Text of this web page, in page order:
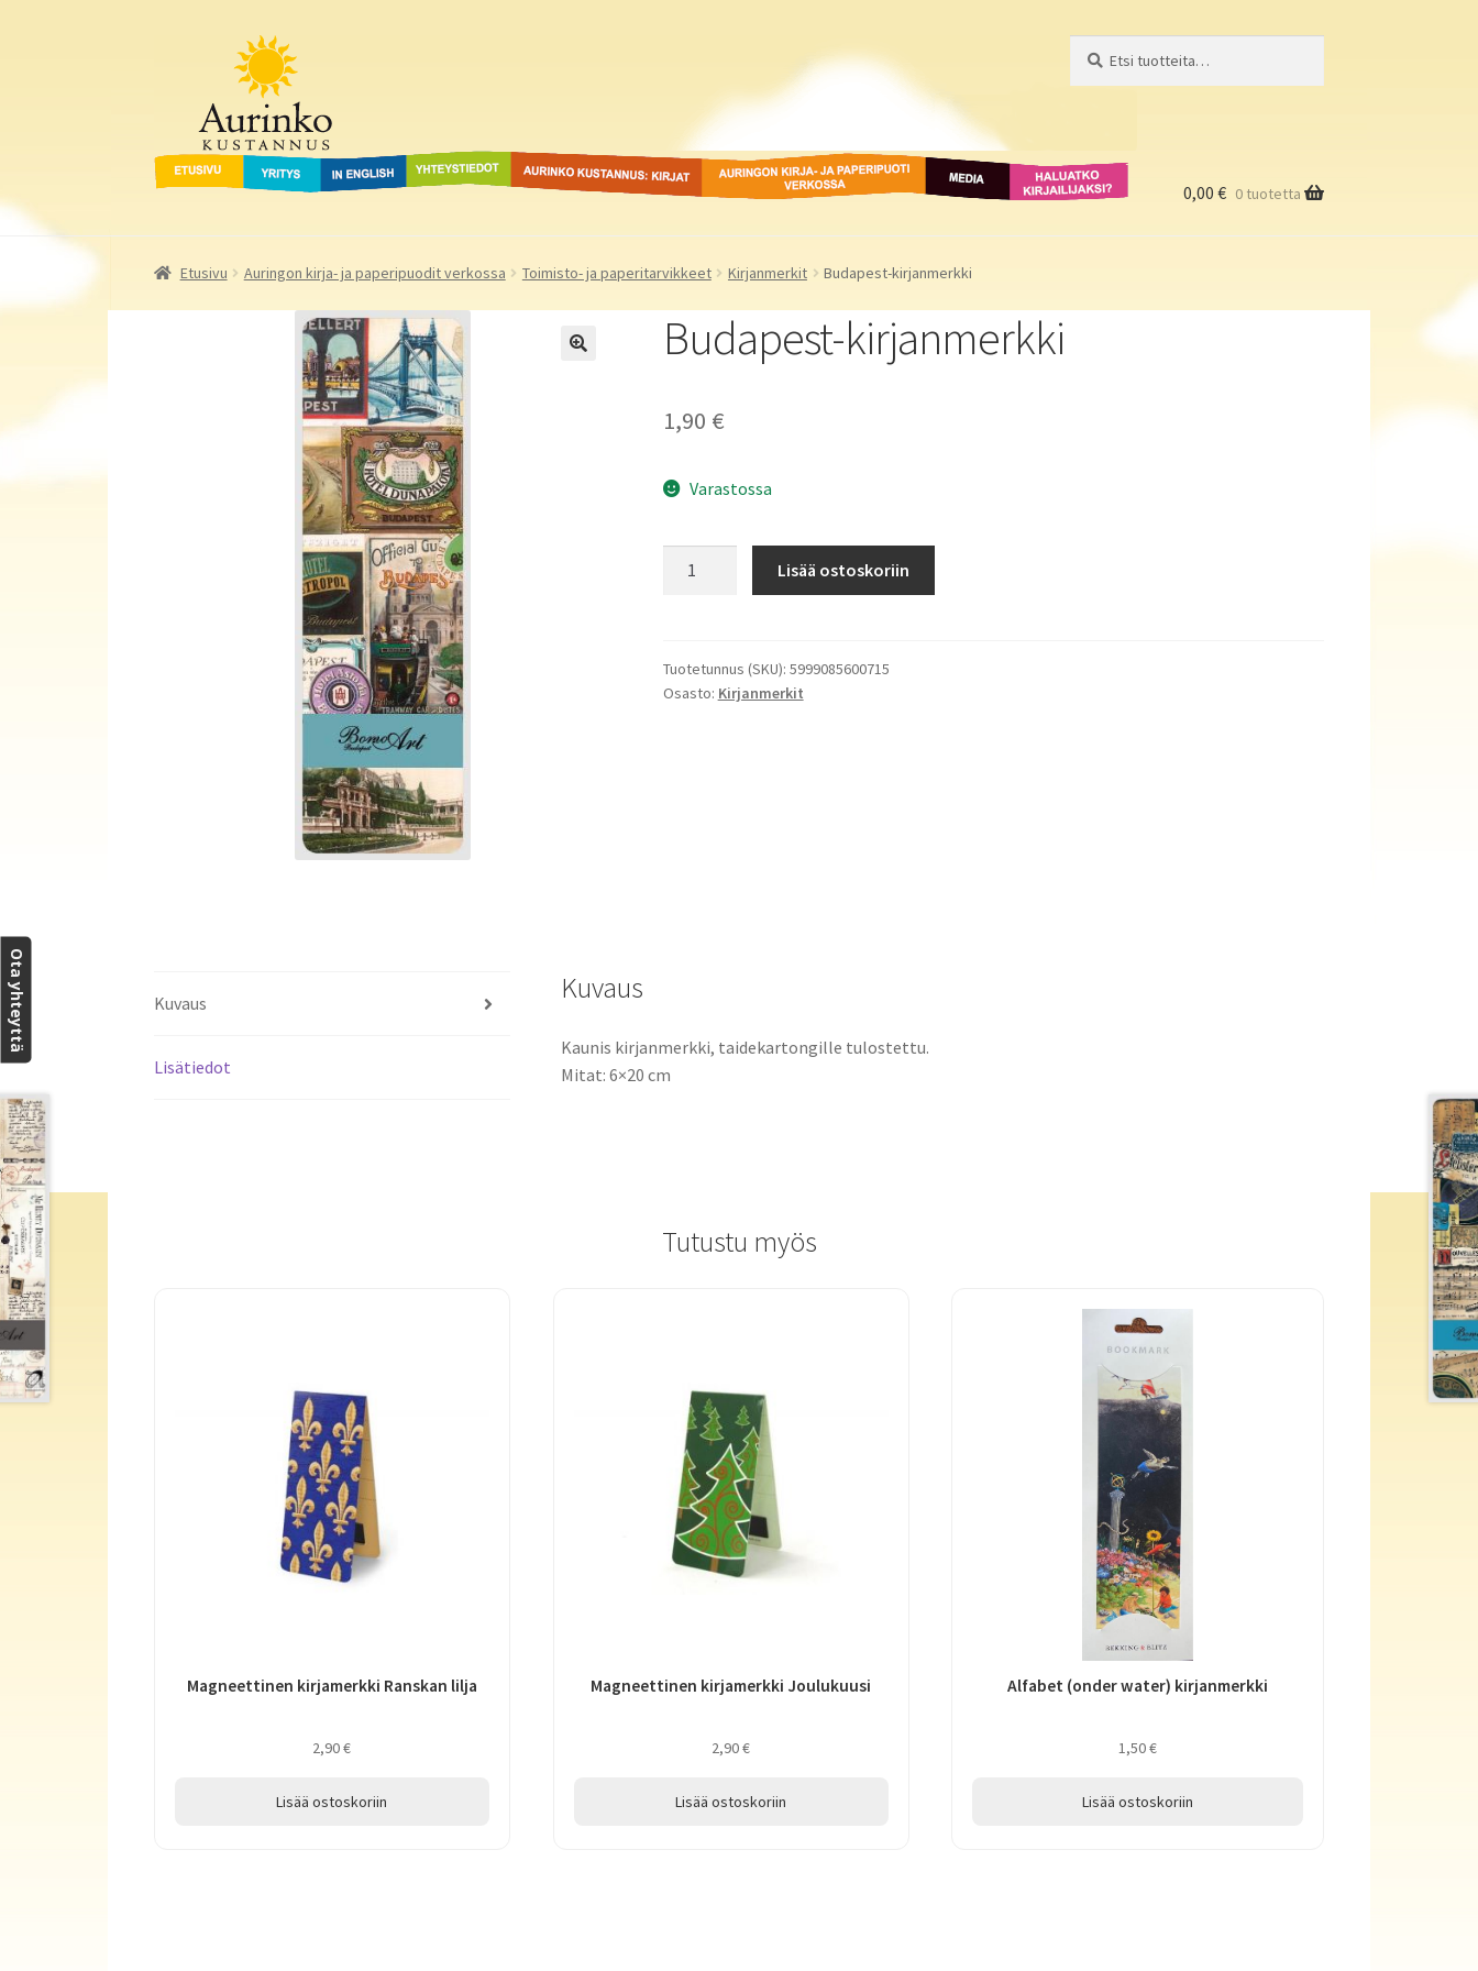
navigointiin
Aurinko Kustannus
Etusivu Yritys In English Yhteystiedot Aurinko Kustannus: kirjat Auringon kirja- ja
paperipuodit verkossa
Media
Haluatko
kirjailijaksi?
0,00 € 0 tuotetta
Etusivu Auringon kirja- ja paperipuodit verkossa Toimisto- ja paperitarvikkeet Kirjanmerkit Budapest-kirjanmerkki
Budapest-kirjanmerkki
1,90 €
Varastossa
Lisää ostoskoriin
Tuotetunnus (SKU): 5999085600715
Osasto: Kirjanmerkit
Kuvaus
Lisätiedot
Kuvaus
Kaunis kirjanmerkki, taidekartongille tulostettu.
Mitat: 6×20 cm
Tutustu myös
Magneettinen kirjamerkki Ranskan lilja
2,90€
Lisää ostoskoriin
Magneettinen kirjamerkki Joulukuusi
2,90€
Lisää ostoskoriin
Alfabet (onder water) kirjanmerkki
1,50€
Lisää ostoskoriin
Ota yhteyttä